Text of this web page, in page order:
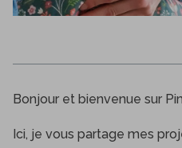
Bonjour et bienvenue sur
Ici, je vous partage mes